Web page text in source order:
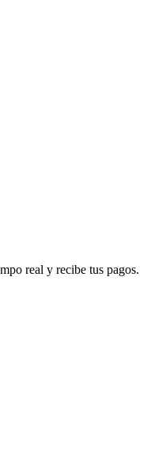
real y recibe tus pagos.